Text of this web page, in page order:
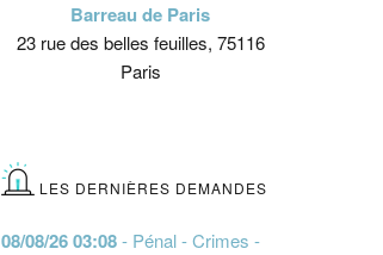
Barreau de Paris
23 rue des belles feuilles, 75116
Paris
LES DERNIÈRES DEMANDES
08/08/26 03:08- Pénal - Crimes -